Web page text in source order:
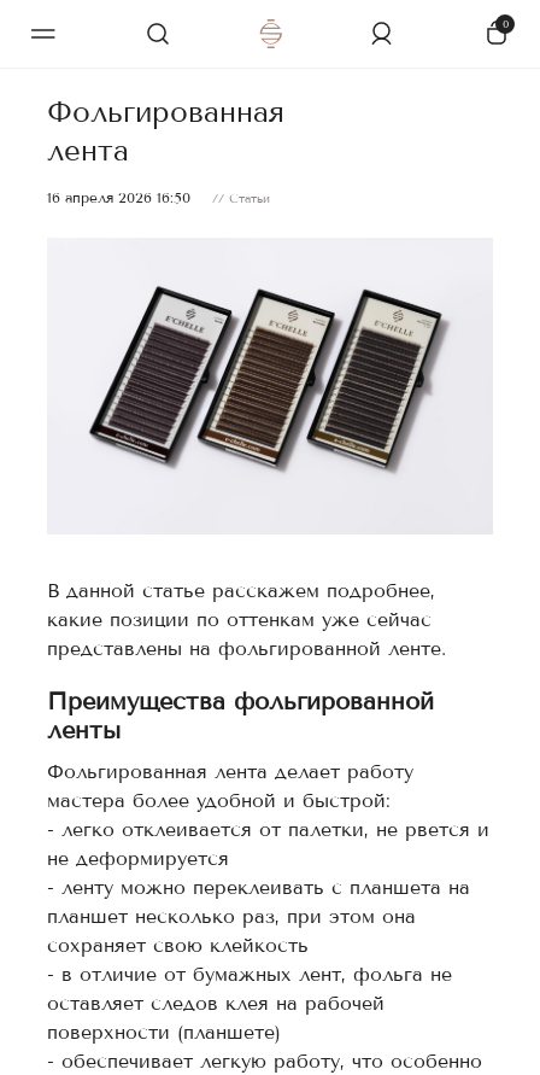
0
Фольгированная
лента
16 апреля 2026 16:50 // Статьи
В данной статье расскажем подробнее,
какие позиции по оттенкам уже сейчас
представлены на фольгированной ленте.
Преимущества фольгированной
ленты
Фольгированная лента делает работу
мастера более удобной и быстрой:
- легко отклеивается от палетки, не рвется и
не деформируется
- ленту можно переклеивать с планшета на
планшет несколько раз, при этом она
сохраняет свою клейкость
- в отличие от бумажных лент, фольга не
оставляет следов клея на рабочей
поверхности (планшете)
- обеспечивает легкую работу, что особенно